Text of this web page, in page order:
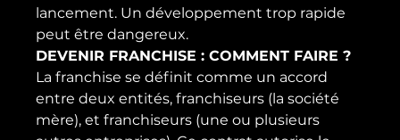
lancement. Un développement trop rapide
peut être dangereux.
DEVENIR FRANCHISE : COMMENT FAIRE ?
La franchise se définit comme un accord
entre deux entités, franchiseurs (la société
mère), et franchiseurs (une ou plusieurs